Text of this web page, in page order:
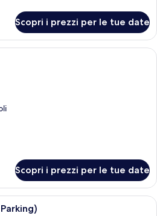
Scopri i prezzi per le tue date
Un letto grande con una testiera
Scopri i prezzi per le tue date
Una camera d'albergo con un letto,